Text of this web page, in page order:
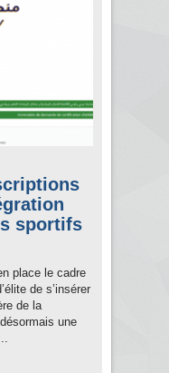
sportifs
place le cadre
de s’insérer
de la
une